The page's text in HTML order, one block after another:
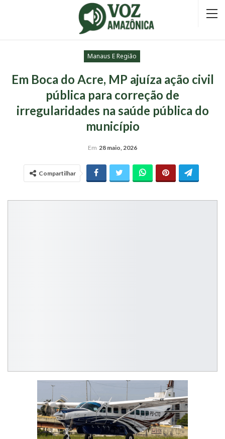
Manaus E Região
Em Boca do Acre, MP ajuíza ação civil
pública para correção de
irregularidades na saúde pública do
município
Em 28 maio, 2026
Compartilhar